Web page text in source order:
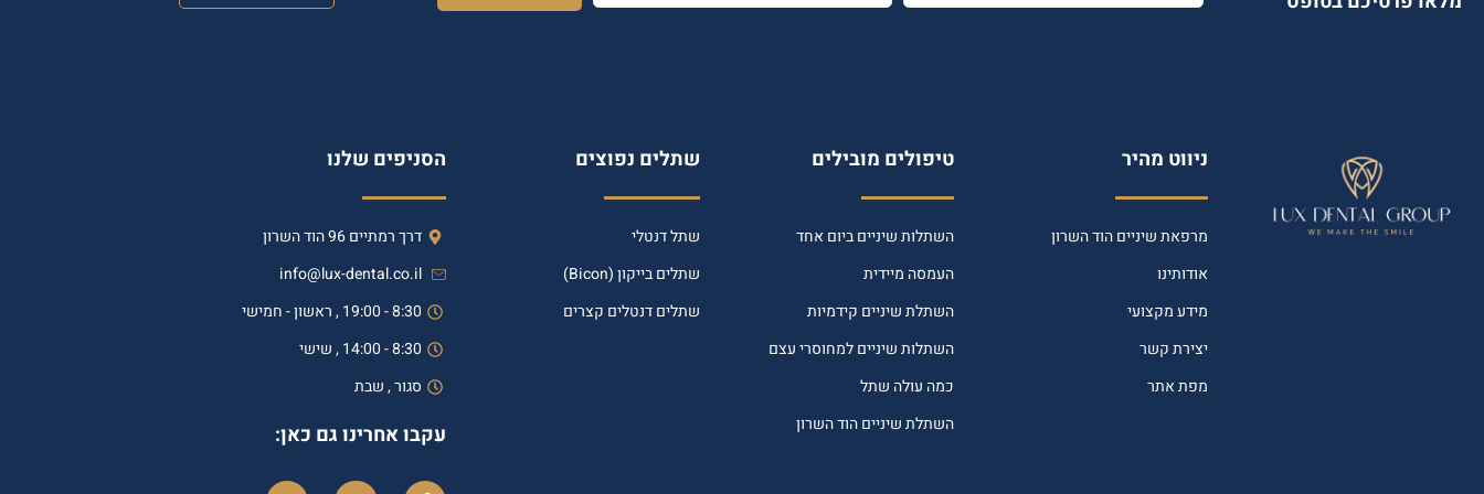
ניווט מהיר
מרפאת שיניים הוד השרון
אודותינו
מידע מקצועי
יצירת קשר
מפת אתר
טיפולים מובילים
השתלות שיניים ביום אחד
העמסה מיידית
השתלת שיניים קידמיות
השתלות שיניים למחוסרי עצם
כמה עולה שתל
השתלת שיניים הוד השרון
שתלים נפוצים
שתל דנטלי
שתלים בייקון (Bicon)
שתלים דנטלים קצרים
הסניפים שלנו
דרך רמתיים 96 הוד השרון
info@lux-dental.co.il
8:30 - 19:00 , ראשון - חמישי
8:30 - 14:00 , שישי
סגור , שבת
עקבו אחרינו גם כאן: